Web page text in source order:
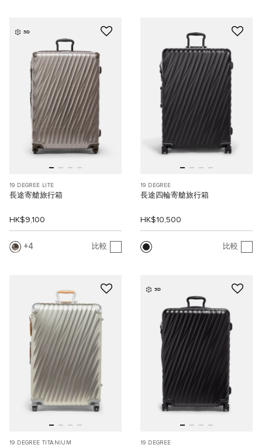
3D
19 DEGREE LITE
長途寄艙旅行箱
HK$9,100
4 比較
19 DEGREE
長途四輪寄艙旅行箱
HK$10,500
比較
19 DEGREE TITANIUM
3D
19 DEGREE